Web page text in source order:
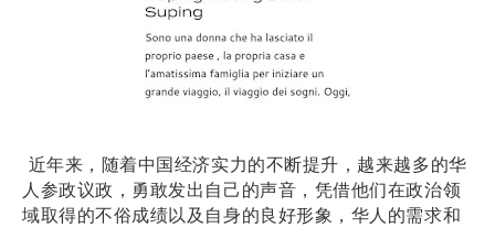
近年来，随着中国经济实力的不断提升，越来越多的华
人参政议政，勇敢发出自己的声音，凭借他们在政治领
域取得的不俗成绩以及自身的良好形象，华人的需求和